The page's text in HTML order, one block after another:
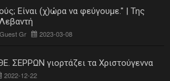
Είναι (χ)ώρα να φεύγουμε." | Της
Gr 2023-03-08
ΣΕΡΡΩΝ γιορτάζει τα Χριστούγεννα
2022-12-22